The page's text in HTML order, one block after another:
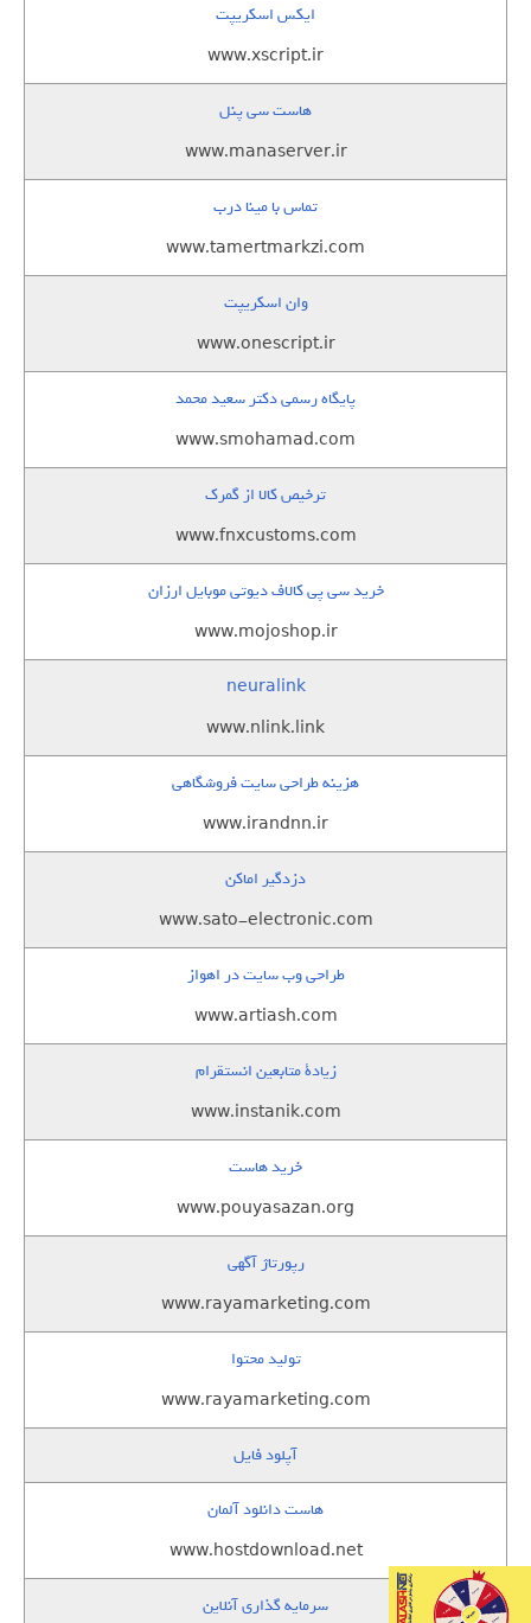
ایکس اسکریپت
www.xscript.ir
هاست سی پنل
www.manaserver.ir
تماس با مینا درب
www.tamertmarkzi.com
وان اسکریپت
www.onescript.ir
پایگاه رسمی دکتر سعید محمد
www.smohamad.com
ترخیص کالا از گمرک
www.fnxcustoms.com
خرید سی پی کالاف دیوتی موبایل ارزان
www.mojoshop.ir
neuralink
www.nlink.link
هزینه طراحی سایت فروشگاهی
www.irandnn.ir
دزدگیر اماکن
www.sato-electronic.com
طراحی وب سایت در اهواز
www.artiash.com
زيادة متابعين انستقرام
www.instanik.com
خرید هاست
www.pouyasazan.org
رپورتاژ آگهی
www.rayamarketing.com
تولید محتوا
www.rayamarketing.com
آپلود فایل
هاست دانلود آلمان
www.hostdownload.net
سرمایه گذاری آنلاین